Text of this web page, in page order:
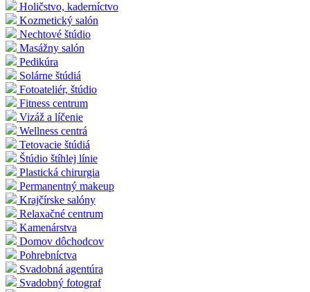
Holičstvo, kaderníctvo
Kozmetický salón
Nechtové štúdio
Masážny salón
Pedikúra
Solárne štúdiá
Fotoateliér, štúdio
Fitness centrum
Vizáž a líčenie
Wellness centrá
Tetovacie štúdiá
Štúdio štíhlej línie
Plastická chirurgia
Permanentný makeup
Krajčírske salóny
Relaxačné centrum
Kamenárstva
Domov dôchodcov
Pohrebníctva
Svadobná agentúra
Svadobný fotograf